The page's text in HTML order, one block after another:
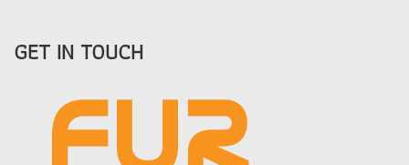
GET IN TOUCH